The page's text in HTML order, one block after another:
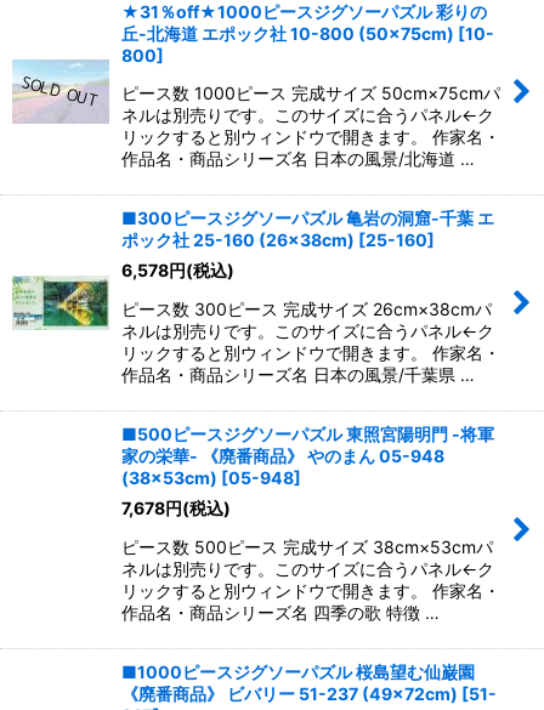
★31％off★1000ピースジグソーパズル 彩りの
丘-北海道 エポック社 10-800 (50×75cm) [10-
800]
ピース数 1000ピース 完成サイズ 50cm×75cmパ
ネルは別売りです。このサイズに合うパネル←ク
リックすると別ウィンドウで開きます。 作家名・
作品名・商品シリーズ名 日本の風景/北海道 …
■300ピースジグソーパズル 亀岩の洞窟-千葉 エ
ポック社 25-160 (26×38cm) [25-160]
6,578円(税込)
ピース数 300ピース 完成サイズ 26cm×38cmパ
ネルは別売りです。このサイズに合うパネル←ク
リックすると別ウィンドウで開きます。 作家名・
作品名・商品シリーズ名 日本の風景/千葉県 …
■500ピースジグソーパズル 東照宮陽明門 -将軍
家の栄華- 《廃番商品》 やのまん 05-948
(38×53cm) [05-948]
7,678円(税込)
ピース数 500ピース 完成サイズ 38cm×53cmパ
ネルは別売りです。このサイズに合うパネル←ク
リックすると別ウィンドウで開きます。 作家名・
作品名・商品シリーズ名 四季の歌 特徴 …
■1000ピースジグソーパズル 桜島望む仙巌園
《廃番商品》 ビバリー 51-237 (49×72cm) [51-